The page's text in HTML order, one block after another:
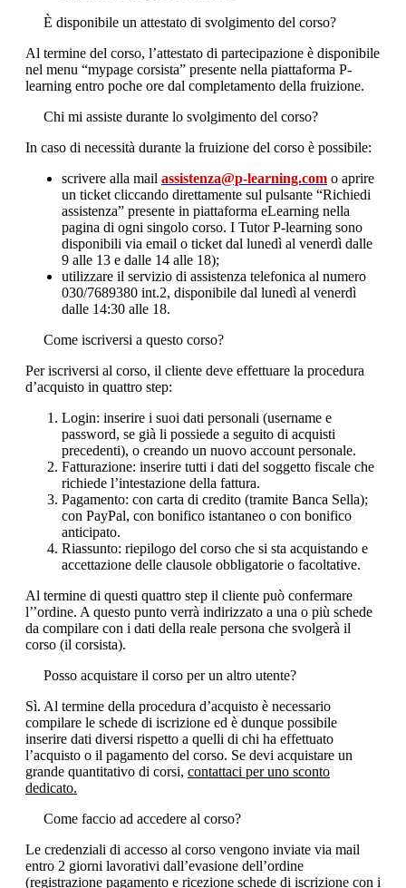
È disponibile un attestato di svolgimento del corso?
Al termine del corso, l’attestato di partecipazione è disponibile
nel menu “mypage corsista” presente nella piattaforma P-
learning entro poche ore dal completamento della fruizione.
Chi mi assiste durante lo svolgimento del corso?
In caso di necessità durante la fruizione del corso è possibile:
scrivere alla mail assistenza@p-learning.com o aprire
un ticket cliccando direttamente sul pulsante “Richiedi
assistenza” presente in piattaforma eLearning nella
pagina di ogni singolo corso. I Tutor P-learning sono
disponibili via email o ticket dal lunedì al venerdì dalle
9 alle 13 e dalle 14 alle 18);
utilizzare il servizio di assistenza telefonica al numero
030/7689380 int.2, disponibile dal lunedì al venerdì
dalle 14:30 alle 18.
Come iscriversi a questo corso?
Per iscriversi al corso, il cliente deve effettuare la procedura
d’acquisto in quattro step:
Login: inserire i suoi dati personali (username e
password, se già li possiede a seguito di acquisti
precedenti), o creando un nuovo account personale.
Fatturazione: inserire tutti i dati del soggetto fiscale che
richiede l’intestazione della fattura.
Pagamento: con carta di credito (tramite Banca Sella);
con PayPal, con bonifico istantaneo o con bonifico
anticipato.
Riassunto: riepilogo del corso che si sta acquistando e
accettazione delle clausole obbligatorie o facoltative.
Al termine di questi quattro step il cliente può confermare
l’’ordine. A questo punto verrà indirizzato a una o più schede
da compilare con i dati della reale persona che svolgerà il
corso (il corsista).
Posso acquistare il corso per un altro utente?
Sì. Al termine della procedura d’acquisto è necessario
compilare le schede di iscrizione ed è dunque possibile
inserire dati diversi rispetto a quelli di chi ha effettuato
l’acquisto o il pagamento del corso. Se devi acquistare un
grande quantitativo di corsi, contattaci per uno sconto
dedicato.
Come faccio ad accedere al corso?
Le credenziali di accesso al corso vengono inviate via mail
entro 2 giorni lavorativi dall’evasione dell’ordine
(registrazione pagamento e ricezione schede di iscrizione con i